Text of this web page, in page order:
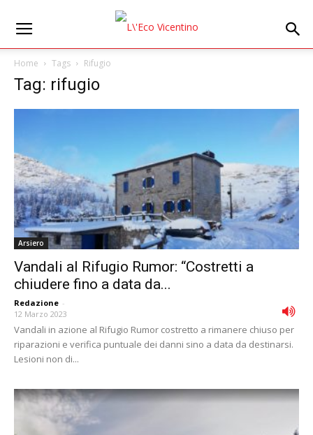
Home Tags Rifugio
Tag: rifugio
Arsiero
Vandali al Rifugio Rumor: “Costretti a
chiudere fino a data da...
Redazione -
12 Marzo 2023
Vandali in azione al Rifugio Rumor costretto a rimanere chiuso per
riparazioni e verifica puntuale dei danni sino a data da destinarsi.
Lesioni non di...